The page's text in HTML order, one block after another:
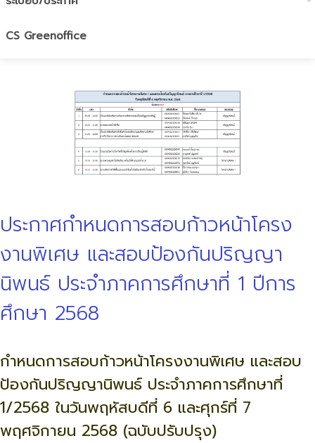
CS Greenoffice
ประกาศกำหนดการสอบก้าวหน้าโครง
งานพิเศษ และสอบป้องกันปริญญา
นิพนธ์ ประจำภาคการศึกษาที่ 1 ปีการ
ศึกษา 2568
กำหนดการสอบก้าวหน้าโครงงานพิเศษ และสอบ
ป้องกันปริญญานิพนธ์ ประจำภาคการศึกษาที่
1/2568 ในวันพฤหัสบดีที่ 6 และศุกร์ที่ 7
พฤศจิกายน 2568 (ฉบับปรับปรุง)